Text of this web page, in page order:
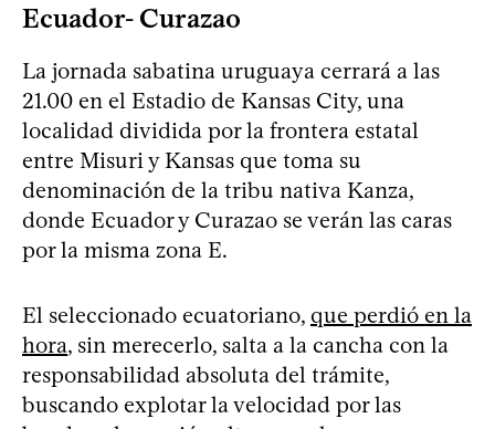
Ecuador- Curazao
La jornada sabatina uruguaya cerrará a las
21.00 en el Estadio de Kansas City, una
localidad dividida por la frontera estatal
entre Misuri y Kansas que toma su
denominación de la tribu nativa Kanza,
donde Ecuador y Curazao se verán las caras
por la misma zona E.
El seleccionado ecuatoriano, que perdió en la
hora, sin merecerlo, salta a la cancha con la
responsabilidad absoluta del trámite,
buscando explotar la velocidad por las